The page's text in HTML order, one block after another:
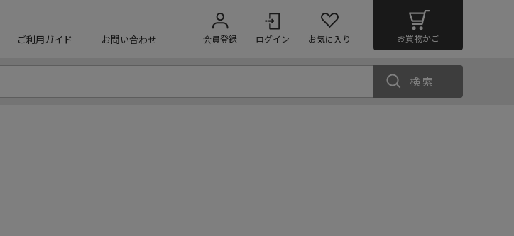
ご利用ガイド お問い合わせ 会員登録 ログイン お気に入り お買物かご
検索